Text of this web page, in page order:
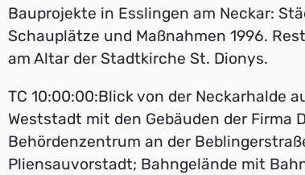
Bauprojekte in Esslingen am Neckar:
Schauplätze und Maßnahmen 1996.
am Altar der Stadtkirche St. Dionys.
TC 10:00:00:Blick von der Neckarhalde
Weststadt mit den Gebäuden der Firma
Behördenzentrum an der
Pliensauvorstadt; Bahngelände mit